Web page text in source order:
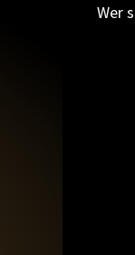
Wer